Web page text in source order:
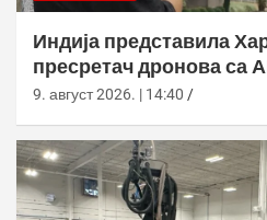
Индија представила
пресретач дронова са
9. август 2026. | 14:40